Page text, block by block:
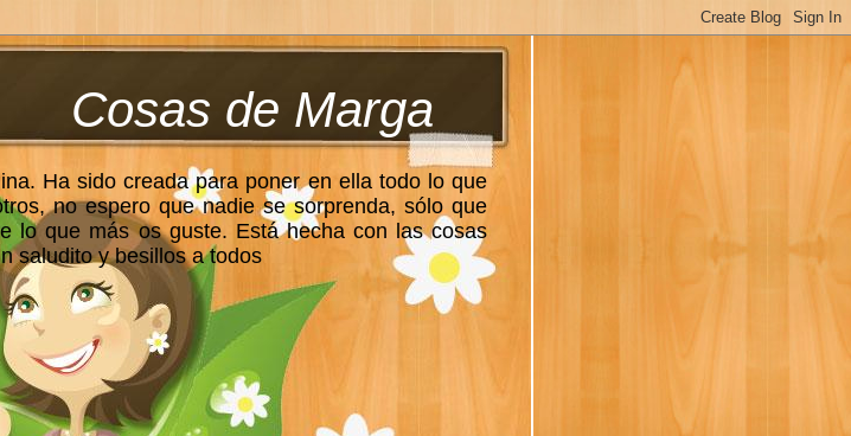
Cosas de Marga
Ha sido creada para poner en ella todo lo que
no espero que nadie se sorprenda, sólo que
lo que más os guste. Está hecha con las cosas
saludito y besillos a todos